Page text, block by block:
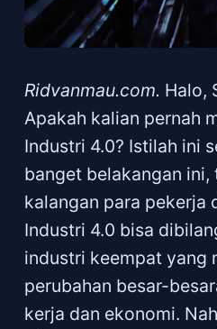
Ridvanmau.com. Halo,
Apakah kalian pernah
Industri 4.0? Istilah ini
banget belakangan ini,
kalangan para pekerja
Industri 4.0 bisa
industri keempat yang
perubahan besar-
kerja dan ekonomi.